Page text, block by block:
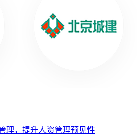
理，提升人资管理预见性